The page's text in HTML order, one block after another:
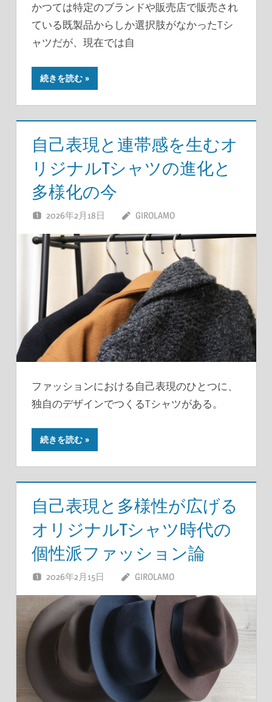
かつては特定のブランドや販売店で販売され
ている既製品からしか選択肢がなかったTシ
ャツだが、現在では自
続きを読む
自己表現と連帯感を生むオ
リジナルTシャツの進化と
多様化の今
2026年2月18日 GIROLAMO
ファッションにおける自己表現のひとつに、
独自のデザインでつくるTシャツがある。
続きを読む
自己表現と多様性が広げる
オリジナルTシャツ時代の
個性派ファッション論
2026年2月15日 GIROLAMO